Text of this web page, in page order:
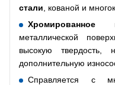
стали , кованой и
металлической
высокую твердость,
дополнительную
Справляется с